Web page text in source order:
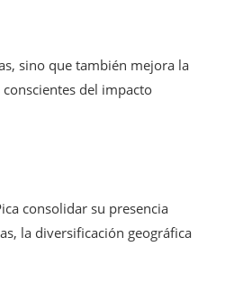
sino que también mejora la
del impacto
consolidar su presencia
la diversificación geográfica